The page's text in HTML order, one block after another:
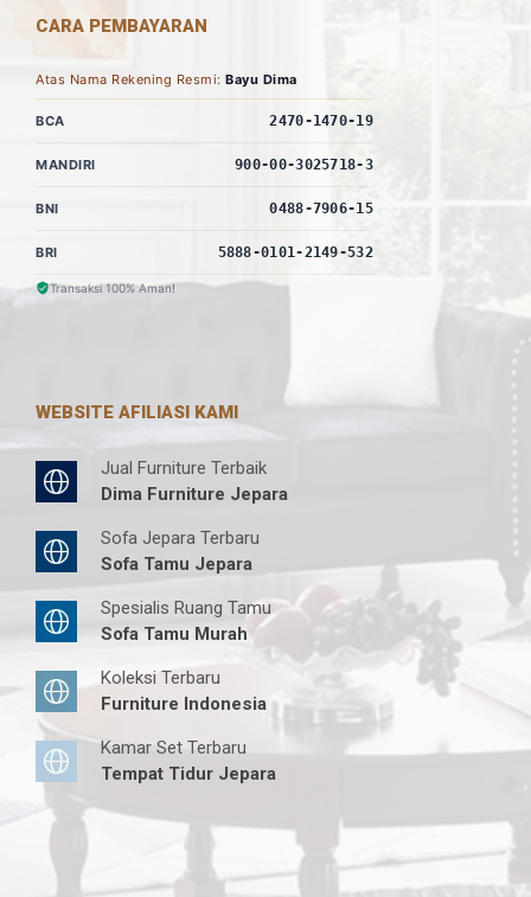
CARA PEMBAYARAN
Atas Nama Rekening Resmi: Bayu Dima
BCA 2470-1470-19
MANDIRI 900-00-3025718-3
BNI 0488-7906-15
BRI 5888-0101-2149-532
Transaksi 100% Aman!
WEBSITE AFILIASI KAMI
Jual Furniture Terbaik
Dima Furniture Jepara
Sofa Jepara Terbaru
Sofa Tamu Jepara
Spesialis Ruang Tamu
Sofa Tamu Murah
Koleksi Terbaru
Furniture Indonesia
Kamar Set Terbaru
Tempat Tidur Jepara